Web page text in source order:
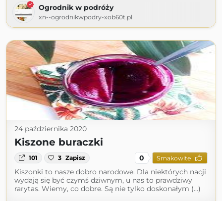
Ogrodnik w podróży
xn--ogrodnikwpodry-xob60t.pl
24 października 2020
Kiszone buraczki
101 3 Zapisz 0 Smakowite
Kiszonki to nasze dobro narodowe. Dla niektórych nacji
wydają się być czymś dziwnym, u nas to prawdziwy
rarytas. Wiemy, co dobre. Są nie tylko doskonałym (...)